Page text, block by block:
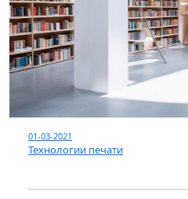
01-03-2021
Технологии печати